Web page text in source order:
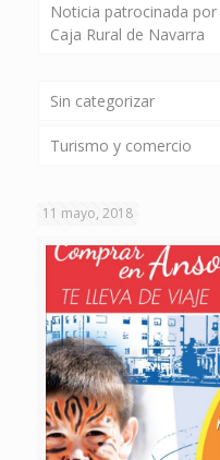
Noticia patrocinada por
Caja Rural de Navarra
Sin categorizar
Turismo y comercio
11 mayo, 2018